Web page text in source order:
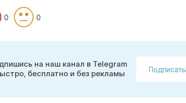
0 0
на наш канал в Telegram
бесплатно и без рекламы